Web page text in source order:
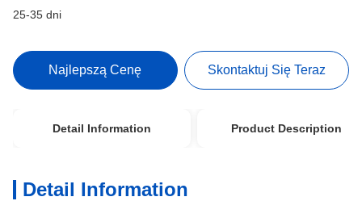
25-35 dni
Najlepszą Cenę Skontaktuj Się Teraz
Detail Information Product Description
Detail Information